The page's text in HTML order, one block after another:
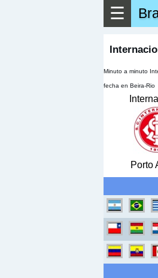
☰
Minuto a minuto
fecha en Beira-Rio
Porto